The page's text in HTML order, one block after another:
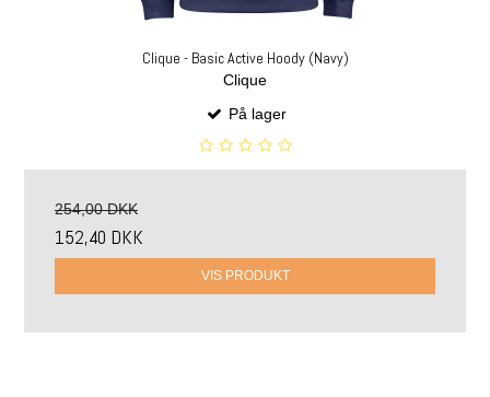
Clique - Basic Active Hoody (Navy)
Clique
På lager
254,00 DKK
152,40 DKK
VIS PRODUKT